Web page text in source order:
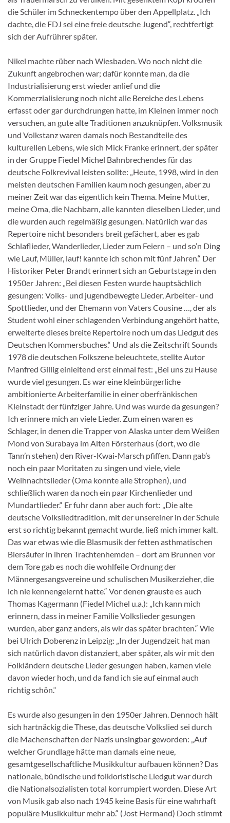
die Schüler im Schneckentempo über den Appellplatz. „Ich
dachte, die FDJ sei eine freie deutsche Jugend“, rechtfertigt
sich der Aufrührer später.
Nikel machte rüber nach Wiesbaden. Wo noch nicht die
Zukunft angebrochen war; dafür konnte man, da die
Industrialisierung erst wieder anlief und die
Kommerzialisierung noch nicht alle Bereiche des Lebens
erfasst oder gar durchdrungen hatte, im Kleinen immer noch
versuchen, an gute alte Traditionen anzuknüpfen. Volksmusik
und Volkstanz waren damals noch Bestandteile des
kulturellen Lebens, wie sich Mick Franke erinnert, der später
in der Gruppe Fiedel Michel Bahnbrechendes für das
deutsche Folkrevival leisten sollte: „Heute, 1998, wird in den
meisten deutschen Familien kaum noch gesungen, aber zu
meiner Zeit war das eigentlich kein Thema. Meine Mutter,
meine Oma, die Nachbarn, alle kannten dieselben Lieder, und
die wurden auch regelmäßig gesungen. Natürlich war das
Repertoire nicht besonders breit gefächert, aber es gab
Schlaflieder, Wanderlieder, Lieder zum Feiern – und so’n Ding
wie Lauf, Müller, lauf! kannte ich schon mit fünf Jahren.“ Der
Historiker Peter Brandt erinnert sich an Geburtstage in den
1950er Jahren: „Bei diesen Festen wurde hauptsächlich
gesungen: Volks- und jugendbewegte Lieder, Arbeiter- und
Spottlieder, und der Ehemann von Vaters Cousine …, der als
Student wohl einer schlagenden Verbindung angehört hatte,
erweiterte dieses breite Repertoire noch um das Liedgut des
Deutschen Kommersbuches.“ Und als die Zeitschrift Sounds
1978 die deutschen Folkszene beleuchtete, stellte Autor
Manfred Gillig einleitend erst einmal fest: „Bei uns zu Hause
wurde viel gesungen. Es war eine kleinbürgerliche
ambitionierte Arbeiterfamilie in einer oberfränkischen
Kleinstadt der fünfziger Jahre. Und was wurde da gesungen?
Ich erinnere mich an viele Lieder. Zum einen waren es
Schlager, in denen die Trapper von Alaska unter dem Weißen
Mond von Surabaya im Alten Försterhaus (dort, wo die
Tann’n stehen) den River-Kwai-Marsch pfiffen. Dann gab’s
noch ein paar Moritaten zu singen und viele, viele
Weihnachtslieder (Oma konnte alle Strophen), und
schließlich waren da noch ein paar Kirchenlieder und
Mundartlieder.“ Er fuhr dann aber auch fort: „Die alte
deutsche Volksliedtradition, mit der unsereiner in der Schule
erst so richtig bekannt gemacht wurde, ließ mich immer kalt.
Das war etwas wie die Blasmusik der fetten asthmatischen
Biersäufer in ihren Trachtenhemden – dort am Brunnen vor
dem Tore gab es noch die wohlfeile Ordnung der
Männergesangsvereine und schulischen Musikerzieher, die
ich nie kennengelernt hatte.“ Vor denen grauste es auch
Thomas Kagermann (Fiedel Michel u.a.): „Ich kann mich
erinnern, dass in meiner Familie Volkslieder gesungen
wurden, aber ganz anders, als wir das später brachten.“ Wie
bei Ulrich Doberenz in Leipzig: „In der Jugendzeit hat man
sich natürlich davon distanziert, aber später, als wir mit den
Folkländern deutsche Lieder gesungen haben, kamen viele
davon wieder hoch, und da fand ich sie auf einmal auch
richtig schön.“
Es wurde also gesungen in den 1950er Jahren. Dennoch hält
sich hartnäckig die These, das deutsche Volkslied sei durch
die Machenschaften der Nazis unsingbar geworden: „Auf
welcher Grundlage hätte man damals eine neue,
gesamtgesellschaftliche Musikkultur aufbauen können? Das
nationale, bündische und folkloristische Liedgut war durch
die Nationalsozialisten total korrumpiert worden. Diese Art
von Musik gab also nach 1945 keine Basis für eine wahrhaft
populäre Musikkultur mehr ab.“ (Jost Hermand) Doch stimmt